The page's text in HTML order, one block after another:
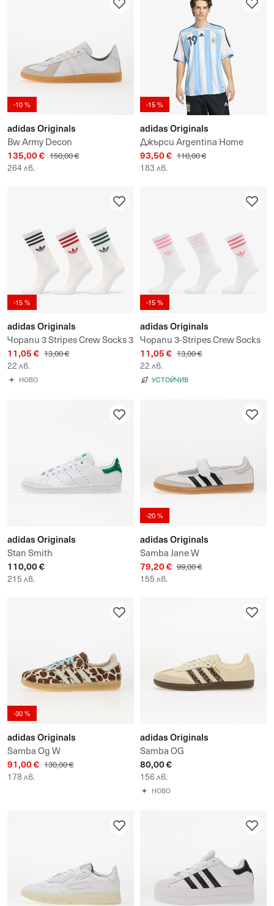
-10 %
adidas Originals
Bw Army Decon
135,00 € 150,00 €
264 лв.
-15 %
adidas Originals
Джърси Argentina Home
Jersey 2006 Messi
93,50 € 110,00 €
183 лв.
-15 %
adidas Originals
Чорапи 3 Stripes Crew Socks 3
Pairs
11,05 € 13,00 €
22 лв.
НОВО
-15 %
adidas Originals
Чорапи 3-Stripes Crew Socks
3-Pack
11,05 € 13,00 €
22 лв.
УСТОЙЧИВ
adidas Originals
Stan Smith
110,00 €
215 лв.
-20 %
adidas Originals
Samba Jane W
79,20 € 99,00 €
155 лв.
-30 %
adidas Originals
Samba Og W
91,00 € 130,00 €
178 лв.
adidas Originals
Samba OG
80,00 €
156 лв.
НОВО